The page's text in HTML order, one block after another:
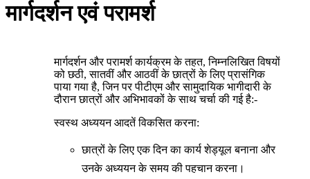
मार्गदर्शन एवं परामर्श
मार्गदर्शन और परामर्श कार्यक्रम के तहत, निम्नलिखित विषयों
को छठी, सातवीं और आठवीं के छात्रों के लिए प्रासंगिक
पाया गया है, जिन पर पीटीएम और सामुदायिक भागीदारी के
दौरान छात्रों और अभिभावकों के साथ चर्चा की गई है:-
स्वस्थ अध्ययन आदतें विकसित करना:
छात्रों के लिए एक दिन का कार्य शेड्यूल बनाना और
उनके अध्ययन के समय की पहचान करना।